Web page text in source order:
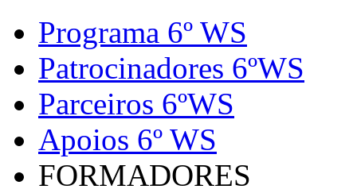
Programa 6º WS
Patrocinadores 6ºWS
Parceiros 6ºWS
Apoios 6º WS
FORMADORES